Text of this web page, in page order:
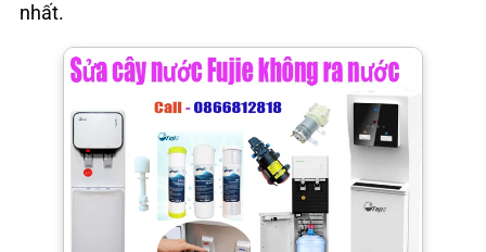
nhất.